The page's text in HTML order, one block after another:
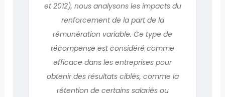
et 2012), nous analysons les impacts du
renforcement de la part de la
rémunération variable. Ce type de
récompense est considéré comme
efficace dans les entreprises pour
obtenir des résultats ciblés, comme la
rétention de certains salariés ou